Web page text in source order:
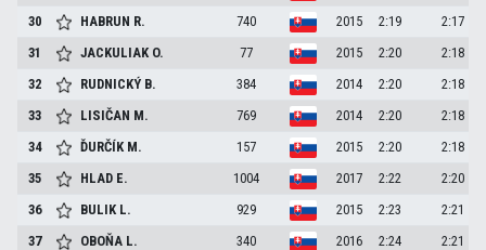
30
HABRUN R. 740 2015 2:19
2:17
31
JACKULIAK O. 77 2015 2:20
2:18
32
RUDNICKÝ B. 384 2014 2:20
2:18
33
LISIČAN M. 769 2014 2:20
2:18
34
ĎURČÍK M. 157 2015 2:20
2:18
35
HLAD E. 1004 2017 2:22
2:20
36
BULIK L. 929 2015 2:23
2:21
37
OBOŇA L. 340 2016 2:24
2:21